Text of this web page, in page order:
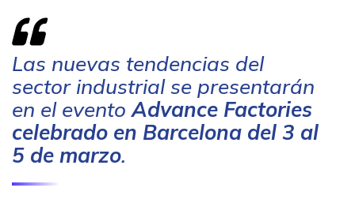
Las nuevas tendencias del
sector industrial se presentarán
en el eventoAdvance Factories
celebrado en Barcelona del 3 al
5 de marzo.